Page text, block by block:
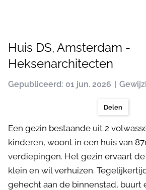
Huis DS, Amsterdam -
Heksenarchitecten
Gepubliceerd: 01 jun. 2026
Delen
Een gezin bestaande uit 2
kinderen, woont in een huis van
verdiepingen. Het gezin ervaart
klein en wil verhuizen.
gehecht aan de binnenstad, buurt